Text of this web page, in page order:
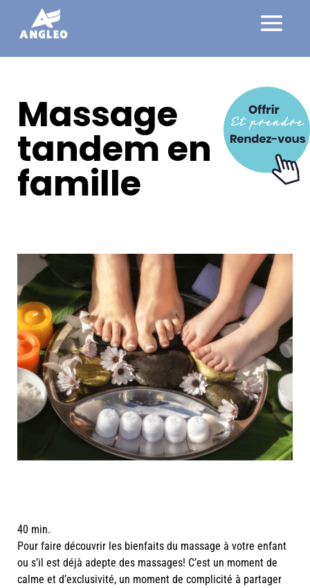
Massage
tandem en
famille
40 min.
Pour faire découvrir les bienfaits du massage à votre enfant
ou s’il est déjà adepte des massages! C’est un moment de
calme et d’exclusivité, un moment de complicité à partager